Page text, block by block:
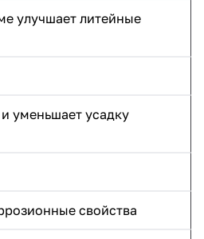
улучшает литейные
уменьшает усадку
свойства